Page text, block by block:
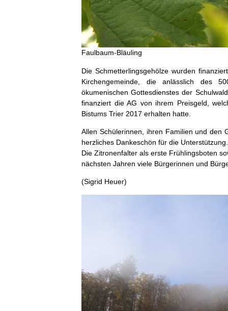
Faulbaum-Bläuling
Die Schmetterlingsgehölze wurden
Kirchengemeinde, die anlässlich des
ökumenischen Gottesdienstes der
finanziert die AG von ihrem Preisgeld,
Bistums Trier 2017 erhalten hatte.
Allen Schülerinnen, ihren Familien und den
herzliches Dankeschön für die Unterstützung.
Die Zitronenfalter als erste Frühlingsboten
nächsten Jahren viele Bürgerinnen und
(Sigrid Heuer)